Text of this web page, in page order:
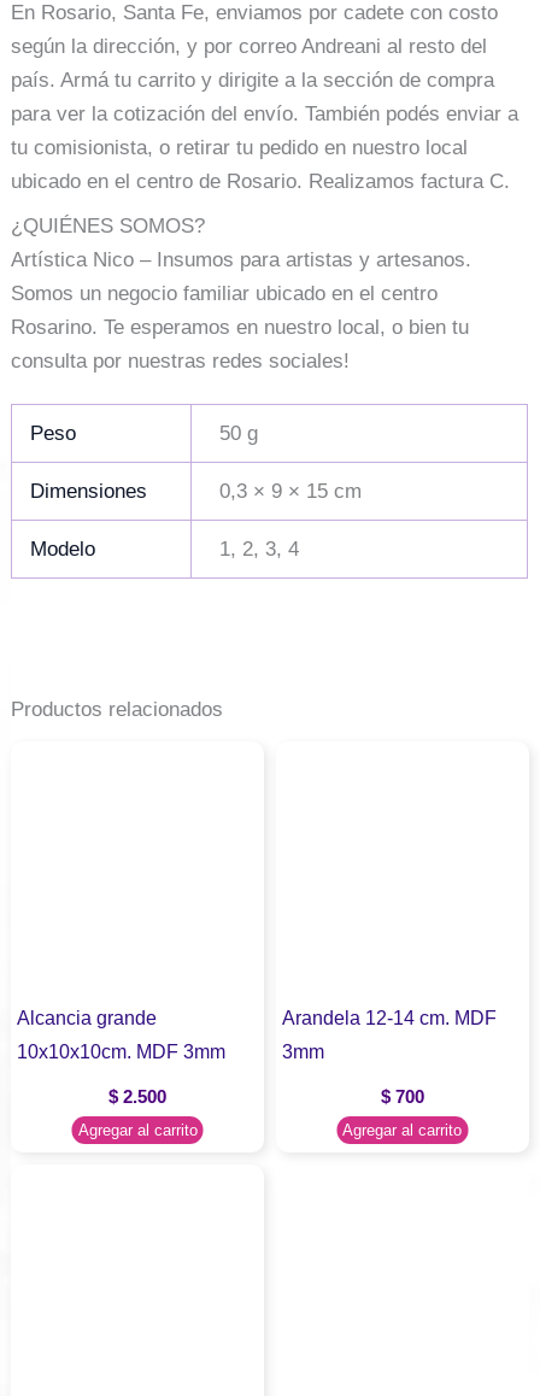
En Rosario, Santa Fe, enviamos por cadete con costo
según la dirección, y por correo Andreani al resto del
país. Armá tu carrito y dirigite a la sección de compra
para ver la cotización del envío. También podés enviar a
tu comisionista, o retirar tu pedido en nuestro local
ubicado en el centro de Rosario. Realizamos factura C.
¿QUIÉNES SOMOS?
Artística Nico – Insumos para artistas y artesanos.
Somos un negocio familiar ubicado en el centro
Rosarino. Te esperamos en nuestro local, o bien tu
consulta por nuestras redes sociales!
Peso 50 g
Dimensiones 0,3 × 9 × 15 cm
Modelo 1, 2, 3, 4
Productos relacionados
Alcancia grande
10x10x10cm. MDF 3mm
$ 2.500
Agregar al carrito
Arandela 12-14 cm. MDF
3mm
$700
Agregar al carrito